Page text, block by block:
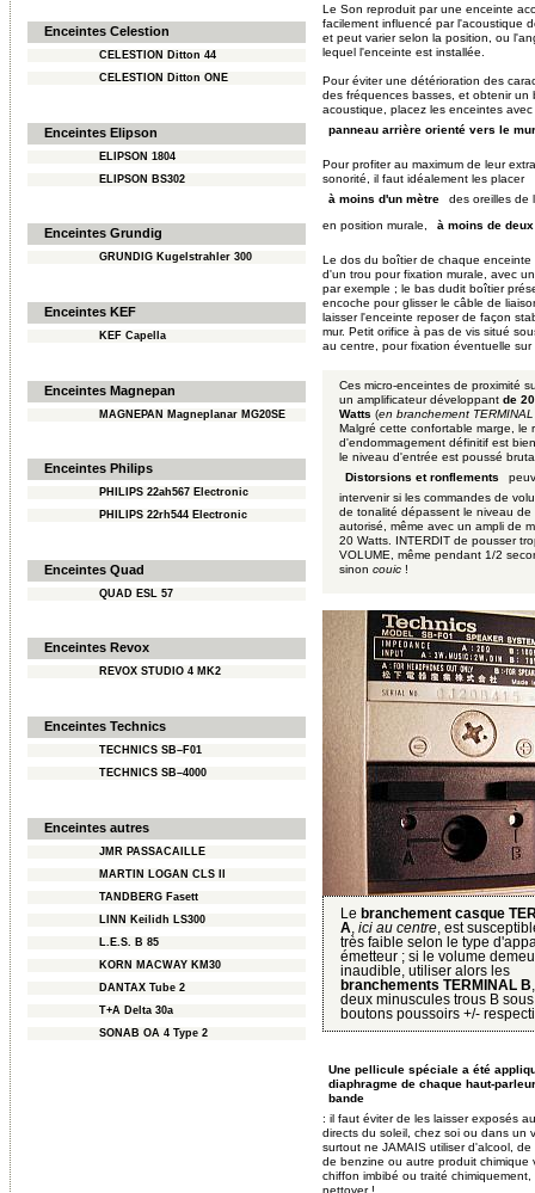
Enceintes Celestion
CELESTION Ditton 44
CELESTION Ditton ONE
Enceintes Elipson
ELIPSON 1804
ELIPSON BS302
Enceintes Grundig
GRUNDIG Kugelstrahler 300
Enceintes KEF
KEF Capella
Enceintes Magnepan
MAGNEPAN Magneplanar MG20SE
Enceintes Philips
PHILIPS 22ah567 Electronic
PHILIPS 22rh544 Electronic
Enceintes Quad
QUAD ESL 57
Enceintes Revox
REVOX STUDIO 4 MK2
Enceintes Technics
TECHNICS SB–F01
TECHNICS SB–4000
Enceintes autres
JMR PASSACAILLE
MARTIN LOGAN CLS II
TANDBERG Fasett
LINN Keilidh LS300
L.E.S. B 85
KORN MACWAY KM30
DANTAX Tube 2
T+A Delta 30a
SONAB OA 4 Type 2
Le Son reproduit par une enceinte
facilement influencé par l'acoustique
et peut varier selon la position, ou
lequel l'enceinte est installée.
Pour éviter une détérioration des
des fréquences basses, et obtenir un
acoustique, placez les enceintes avec
panneau arrière orienté vers le mur
Pour profiter au maximum de leur
sonorité, il faut idéalement les placer
à moins d'un mètre
des oreilles de
en position murale,
à moins de
Le dos du boîtier de chaque enceinte
d'un trou pour fixation murale, avec
par exemple ; le bas dudit boîtier
encoche pour glisser le câble de
laisser l'enceinte reposer de façon
mur. Petit orifice à pas de vis situé
au centre, pour fixation éventuelle sur
Ces micro-enceintes de proximité
un amplificateur développant de
Watts (en branchement
Malgré cette confortable marge, le
d'endommagement définitif est
le niveau d'entrée est poussé
Distorsions et ronflements
intervenir si les commandes de
de tonalité dépassent le niveau de
autorisé, même avec un ampli de
20 Watts. INTERDIT de pousser
VOLUME, même pendant 1/2
sinon couic !
Le branchement casque
A ici au centre , est
très faible selon le type
émetteur ; si le volume
inaudible, utiliser alors les
branchements TERMINAL B
deux minuscules trous B
boutons poussoirs +/-
Une pellicule spéciale a été
diaphragme de chaque haut-
bande
: il faut éviter de les laisser exposés
directs du soleil, chez soi ou dans un
surtout ne JAMAIS utiliser d'alcool, de
de benzine ou autre produit chimique
chiffon imbibé ou traité chimiquement,
nettoyer !